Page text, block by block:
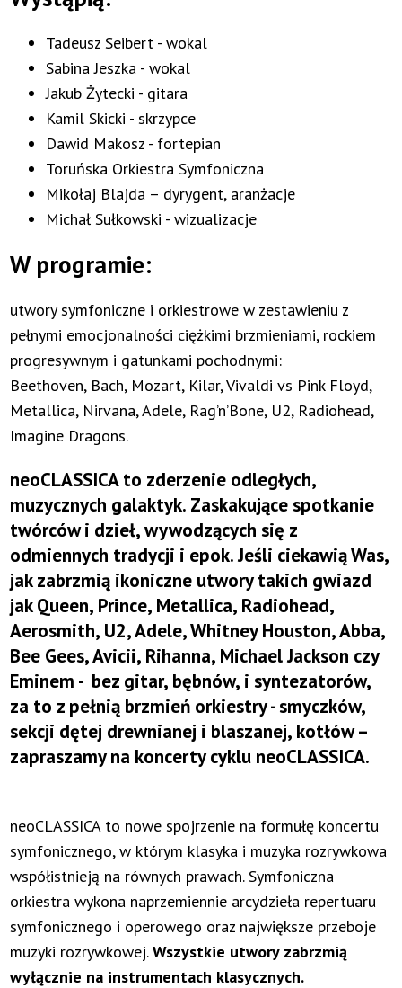
Tadeusz Seibert - wokal
Sabina Jeszka - wokal
Jakub Żytecki - gitara
Kamil Skicki - skrzypce
Dawid Makosz - fortepian
Toruńska Orkiestra Symfoniczna
Mikołaj Blajda – dyrygent, aranżacje
Michał Sułkowski - wizualizacje
W programie:
utwory symfoniczne i orkiestrowe w zestawieniu z
pełnymi emocjonalności ciężkimi brzmieniami, rockiem
progresywnym i gatunkami pochodnymi:
Beethoven, Bach, Mozart, Kilar, Vivaldi vs Pink Floyd,
Metallica, Nirvana, Adele, Rag’n’Bone, U2, Radiohead,
Imagine Dragons.
neoCLASSICA to zderzenie odległych,
muzycznych galaktyk. Zaskakujące spotkanie
twórców i dzieł, wywodzących się z
odmiennych tradycji i epok. Jeśli ciekawią Was,
jak zabrzmią ikoniczne utwory takich gwiazd
jak Queen, Prince, Metallica, Radiohead,
Aerosmith, U2, Adele, Whitney Houston, Abba,
Bee Gees, Avicii, Rihanna, Michael Jackson czy
Eminem - bez gitar, bębnów, i syntezatorów,
za to z pełnią brzmień orkiestry - smyczków,
sekcji dętej drewnianej i blaszanej, kotłów –
zapraszamy na koncerty cyklu neoCLASSICA.
neoCLASSICA to nowe spojrzenie na formułę koncertu
symfonicznego, w którym klasyka i muzyka rozrywkowa
współistnieją na równych prawach. Symfoniczna
orkiestra wykona naprzemiennie arcydzieła repertuaru
symfonicznego i operowego oraz największe przeboje
muzyki rozrywkowej.Wszystkie utwory zabrzmią
wyłącznie na instrumentach klasycznych.